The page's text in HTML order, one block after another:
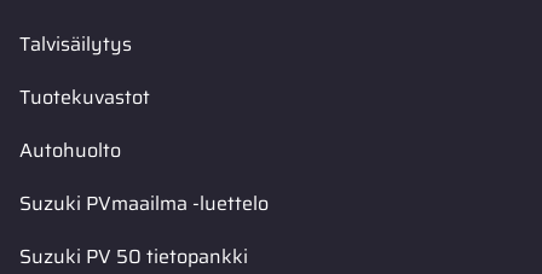
Talvisäilytys
Tuotekuvastot
Autohuolto
Suzuki PVmaailma -luettelo
Suzuki PV 50 tietopankki